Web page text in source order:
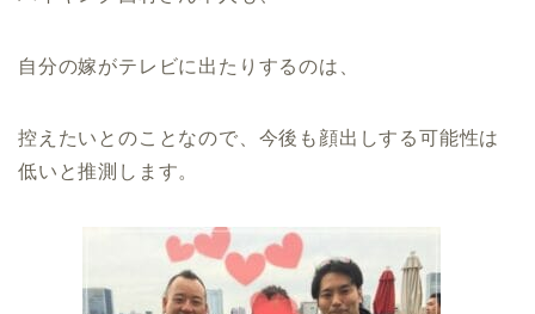
自分の嫁がテレビに出たりするのは、
控えたいとのことなので、今後も顔出しする可能性は
低いと推測します。